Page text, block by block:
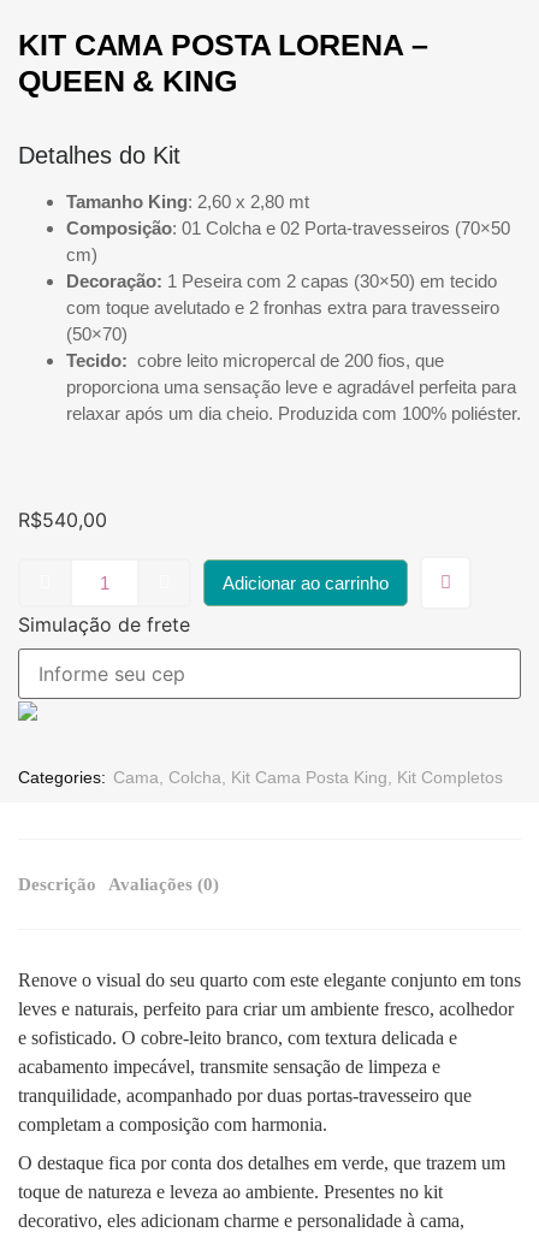
KIT CAMA POSTA LORENA –
QUEEN & KING
Detalhes do Kit
Tamanho King: 2,60 x 2,80 mt
Composição: 01 Colcha e 02 Porta-travesseiros (70×50
cm)
Decoração: 1 Peseira com 2 capas (30×50) em tecido
com toque avelutado e 2 fronhas extra para travesseiro
(50×70)
Tecido: cobre leito micropercal de 200 fios, que
proporciona uma sensação leve e agradável perfeita para
relaxar após um dia cheio. Produzida com 100% poliéster.
R$540,00
Adicionar ao carrinho
Simulação de frete
Categories: Cama, Colcha, Kit Cama Posta King, Kit Completos
Descrição Avaliações (0)
Renove o visual do seu quarto com este elegante conjunto em tons
leves e naturais, perfeito para criar um ambiente fresco, acolhedor
e sofisticado. O cobre-leito branco, com textura delicada e
acabamento impecável, transmite sensação de limpeza e
tranquilidade, acompanhado por duas portas-travesseiro que
completam a composição com harmonia.
O destaque fica por conta dos detalhes em verde, que trazem um
toque de natureza e leveza ao ambiente. Presentes no kit
decorativo, eles adicionam charme e personalidade à cama,